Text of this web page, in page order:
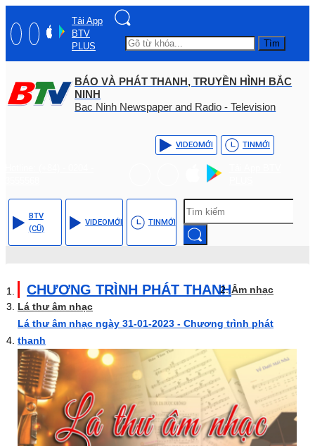
Tải App
BTV
PLUS
Tìm
BÁO VÀ PHÁT THANH, TRUYỀN HÌNH BẮC
NINH
Bac Ninh Newspaper and Radio - Television
VIDEOMỚI TINMỚI
BTV
(CŨ)
VIDEOMỚI TINMỚI
CHƯƠNG TRÌNH PHÁT THANHÂm nhạc
Lá thư âm nhạc
Lá thư âm nhạc ngày 31-01-2023 - Chương trình phát
thanh